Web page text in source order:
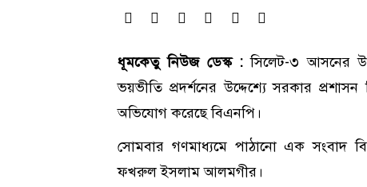
ধূমকেতু নিউজ ডেস্ক :সিলেট-৩ আসনের
ভয়ভীতি প্রদর্শনের উদ্দেশ্যে সরকার
অভিযোগ করেছে বিএনপি।
সোমবার গণমাধ্যমে পাঠানো এক সংবাদ
ফখরুল ইসলাম আলমগীর।